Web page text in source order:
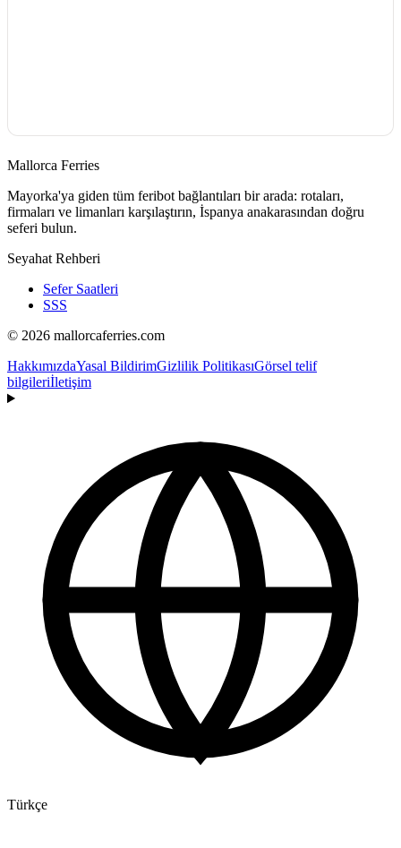
Mallorca Ferries
Mayorka'ya giden tüm feribot bağlantıları bir arada: rotaları,
firmaları ve limanları karşılaştırın, İspanya anakarasından doğru
seferi bulun.
Seyahat Rehberi
Sefer Saatleri
SSS
© 2026 mallorcaferries.com
HakkımızdaYasal BildirimGizlilik PolitikasıGörsel telif
bilgileriİletişim
Türkçe